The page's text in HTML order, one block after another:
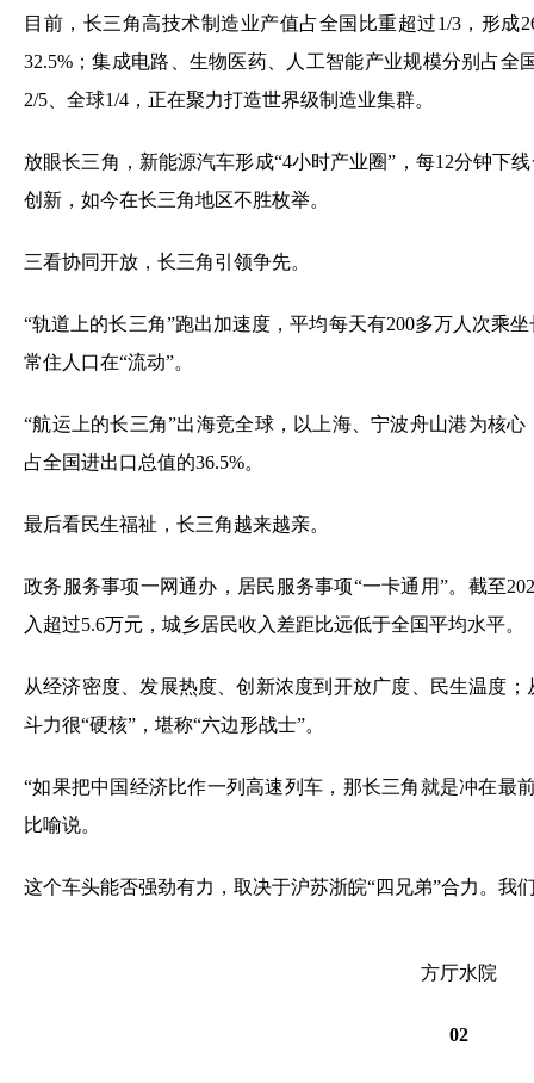
目前，长三角高技术制造业产值占全国比重超过1/3，形成
32.5%；集成电路、生物医药、人工智能产业规模分别占全
2/5、全球1/4，正在聚力打造世界级制造业集群。
放眼长三角，新能源汽车形成“4小时产业圈”，每12分钟下
创新，如今在长三角地区不胜枚举。
三看协同开放，长三角引领争先。
“轨道上的长三角”跑出加速度，平均每天有200多万人次乘
常住人口在“流动”。
“航运上的长三角”出海竞全球，以上海、宁波舟山港为核
占全国进出口总值的36.5%。
最后看民生福祉，长三角越来越亲。
政务服务事项一网通办，居民服务事项“一卡通用”。截至
入超过5.6万元，城乡居民收入差距比远低于全国平均水平。
从经济密度、发展热度、创新浓度到开放广度、民生温度
斗力很“硬核”，堪称“六边形战士”。
“如果把中国经济比作一列高速列车，那长三角就是冲在最
比喻说。
这个车头能否强劲有力，取决于沪苏浙皖“四兄弟”合力。我
方厅水院
02